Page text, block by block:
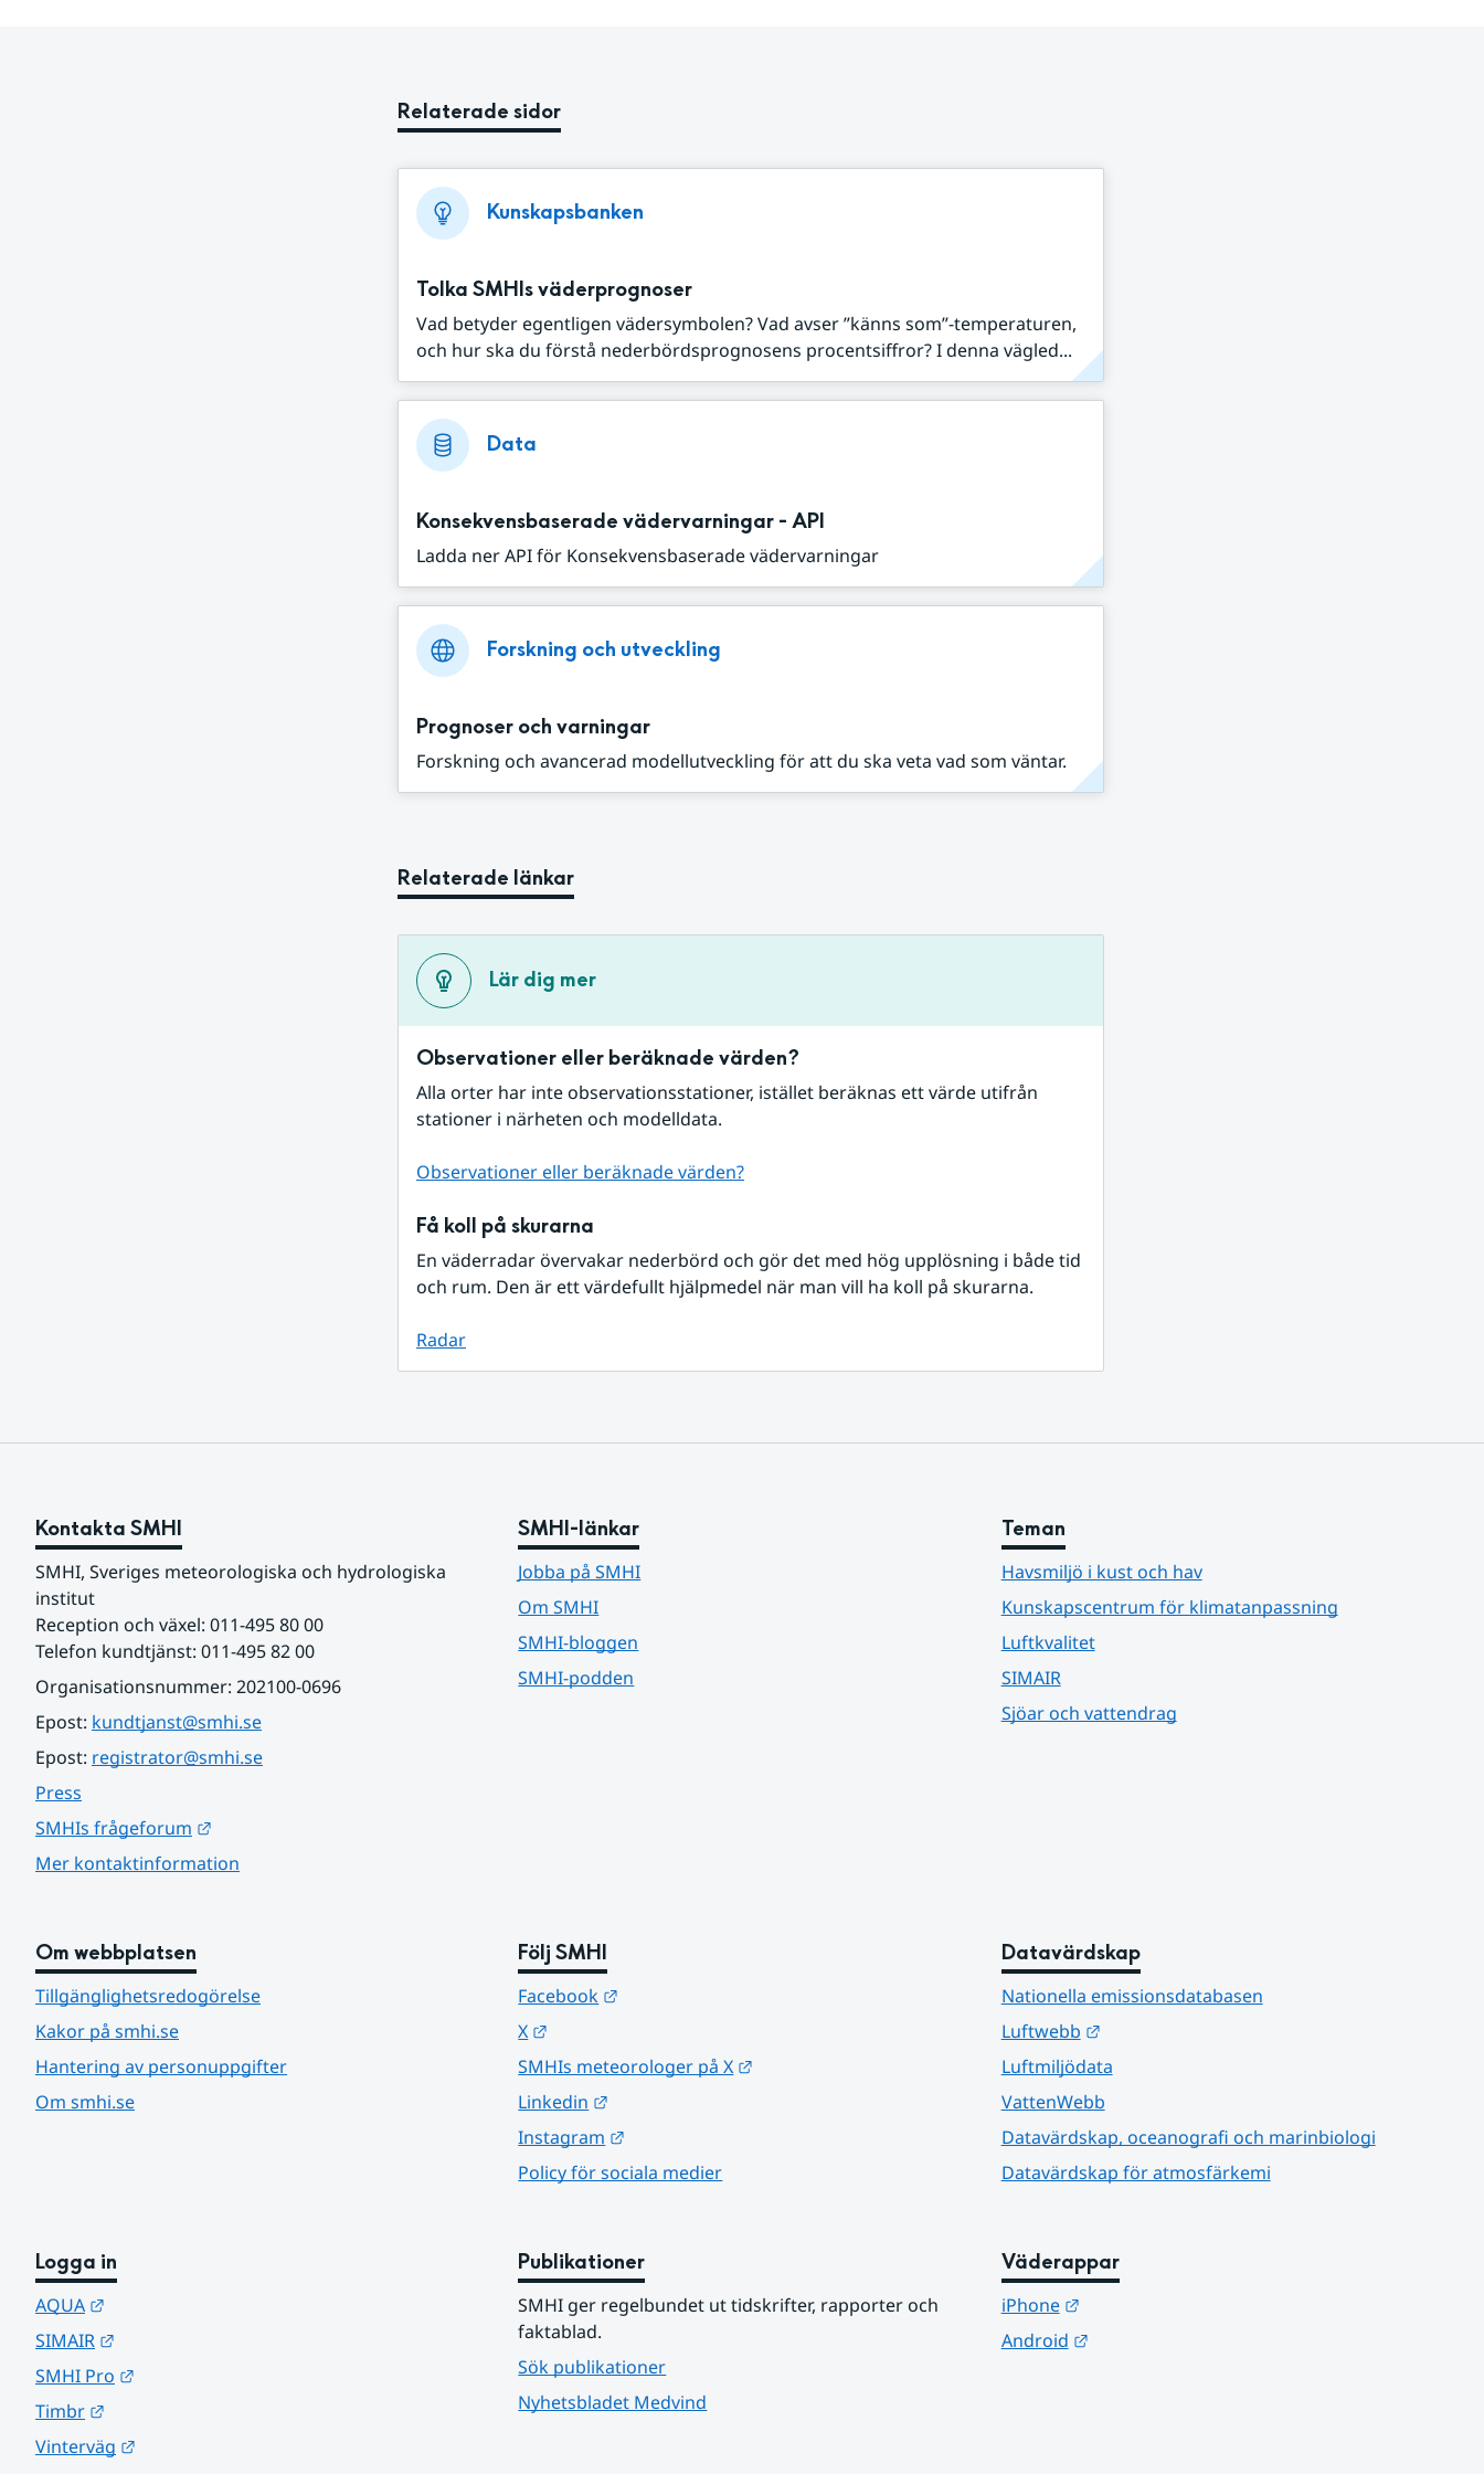
Relaterade sidor
Kunskapsbanken
Tolka SMHIs väderprognoser
Vad betyder egentligen vädersymbolen? Vad avser ”känns som”-temperaturen,
och hur ska du förstå nederbördsprognosens procentsiffror? I denna vägled...
Data
Konsekvensbaserade vädervarningar - API
Ladda ner API för Konsekvensbaserade vädervarningar
Forskning och utveckling
Prognoser och varningar
Forskning och avancerad modellutveckling för att du ska veta vad som väntar.
Relaterade länkar
Lär dig mer
Observationer eller beräknade värden?
Alla orter har inte observationsstationer, istället beräknas ett värde utifrån
stationer i närheten och modelldata.
Observationer eller beräknade värden?
Få koll på skurarna
En väderradar övervakar nederbörd och gör det med hög upplösning i både tid
och rum. Den är ett värdefullt hjälpmedel när man vill ha koll på skurarna.
Radar
Kontakta SMHI
SMHI, Sveriges meteorologiska och hydrologiska
institut
Reception och växel: 011-495 80 00
Telefon kundtjänst: 011-495 82 00
Organisationsnummer: 202100-0696
Epost: kundtjanst@smhi.se
Epost: registrator@smhi.se
Press
SMHIs frågeforum
Mer kontaktinformation
SMHI-länkar
Jobba på SMHI
Om SMHI
SMHI-bloggen
SMHI-podden
Teman
Havsmiljö i kust och hav
Kunskapscentrum för klimatanpassning
Luftkvalitet
SIMAIR
Sjöar och vattendrag
Om webbplatsen
Tillgänglighetsredogörelse
Kakor på smhi.se
Hantering av personuppgifter
Om smhi.se
Följ SMHI
Facebook
X
SMHIs meteorologer på X
Linkedin
Instagram
Policy för sociala medier
Datavärdskap
Nationella emissionsdatabasen
Luftwebb
Länk till annan webbplats.
Luftmiljödata
VattenWebb
Datavärdskap, oceanografi och marinbiologi
Datavärdskap för atmosfärkemi
Logga in
AQUA
SIMAIR
SMHI Pro
Timbr
Vinterväg
Publikationer
SMHI ger regelbundet ut tidskrifter, rapporter och
faktablad.
Sök publikationer
Nyhetsbladet Medvind
Väderappar
iPhone
Länk till annan webbplats.
Android
Länk till annan webbplats.